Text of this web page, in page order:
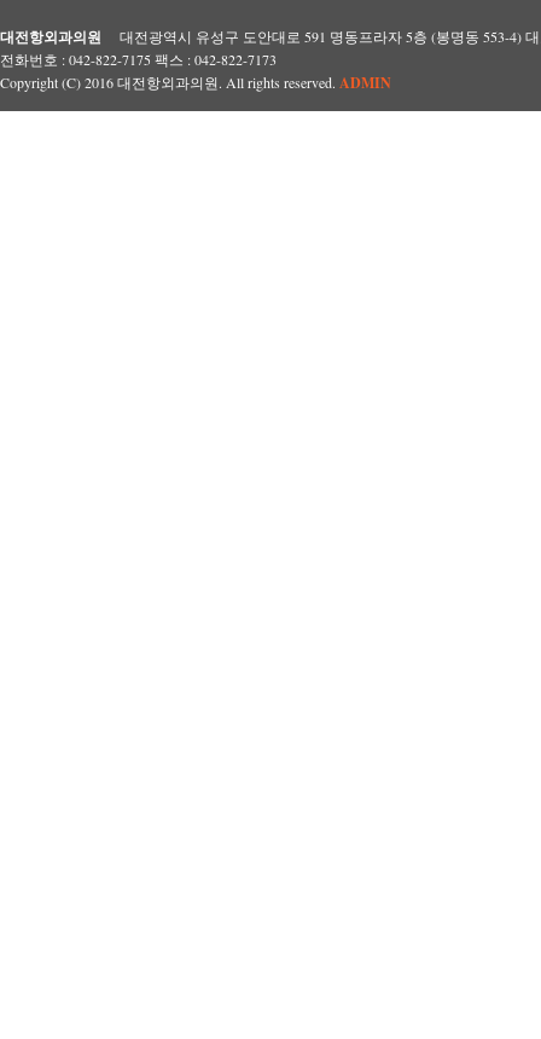
대전항외과의원 대전광역시 유성구 도안대로 591 명동프라자 5층 (봉명동 553-4)
전화번호 : 042-822-7175 팩스 : 042-822-7173
Copyright (C) 2016 대전항외과의원. All rights reserved. ADMIN